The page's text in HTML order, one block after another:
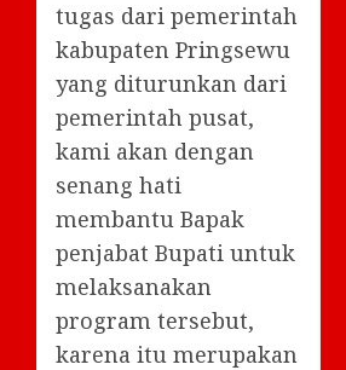
tugas dari pemerintah
kabupaten Pringsewu
yang diturunkan dari
pemerintah pusat,
kami akan dengan
senang hati
membantu Bapak
penjabat Bupati untuk
melaksanakan
program tersebut,
karena itu merupakan